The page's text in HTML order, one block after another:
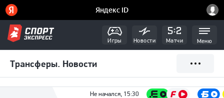
Игры Новости Матчи Меню
Трансферы. Новости
Не начался, 15:30